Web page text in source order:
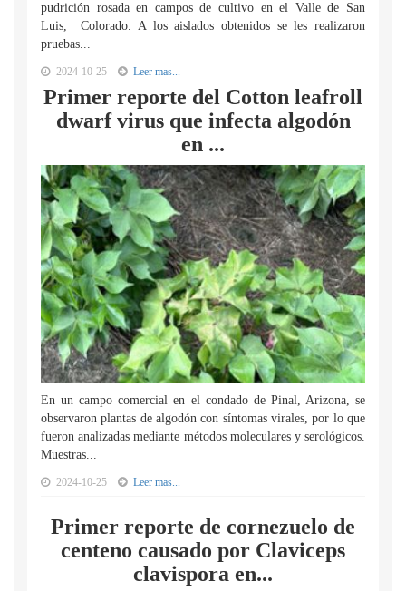
pudrición rosada en campos de cultivo en el Valle de San
Luis, Colorado. A los aislados obtenidos se les realizaron
pruebas...
2024-10-25 Leer mas...
Primer reporte del Cotton leafroll
dwarf virus que infecta algodón
en ...
En un campo comercial en el condado de Pinal, Arizona, se
observaron plantas de algodón con síntomas virales, por lo que
fueron analizadas mediante métodos moleculares y serológicos.
Muestras...
2024-10-25 Leer mas...
Primer reporte de cornezuelo de
centeno causado por Claviceps
clavispora en...